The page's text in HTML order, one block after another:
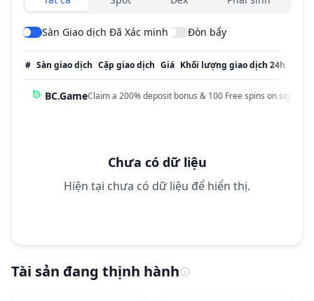
Sàn Giao dịch Đã Xác minh Đòn bẩy
# Sàn giao dịch Cặp giao dịch Giá Khối lượng giao dịch 24h
BC.GameClaim a 200% deposit bonus & 100 Free spins on sign up!
Chưa có dữ liệu
Hiện tại chưa có dữ liệu để hiển thị.
Tài sản đang thịnh hành